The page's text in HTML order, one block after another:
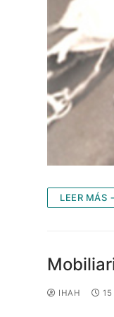
LEER MÁS
IHAH 15